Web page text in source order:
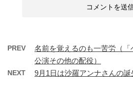
PREV
名前を覚えるのも一苦労（「
公演その他の配役）
NEXT 9月1日は沙羅アンナさんの誕